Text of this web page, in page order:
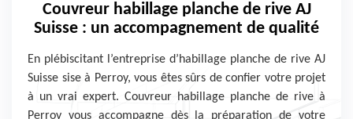
Couvreur habillage planche de rive AJ
Suisse : un accompagnement de qualité
En plébiscitant l’entreprise d’habillage planche de rive AJ
Suisse sise à Perroy, vous êtes sûrs de confier votre projet
à un vrai expert. Couvreur habillage planche de rive à
Perroy vous accompagne dès la préparation de votre